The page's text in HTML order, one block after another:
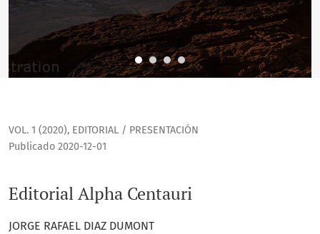
VOL. 1 (2020), EDITORIAL / PRESENTACIÓN
Editorial Alpha Centauri
Publicado 2020-12-01
JORGE RAFAEL DIAZ DUMONT